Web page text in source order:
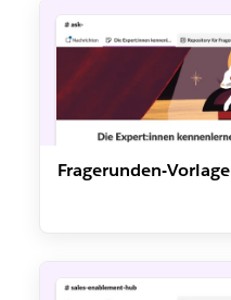
Fragerunden-Vorlage